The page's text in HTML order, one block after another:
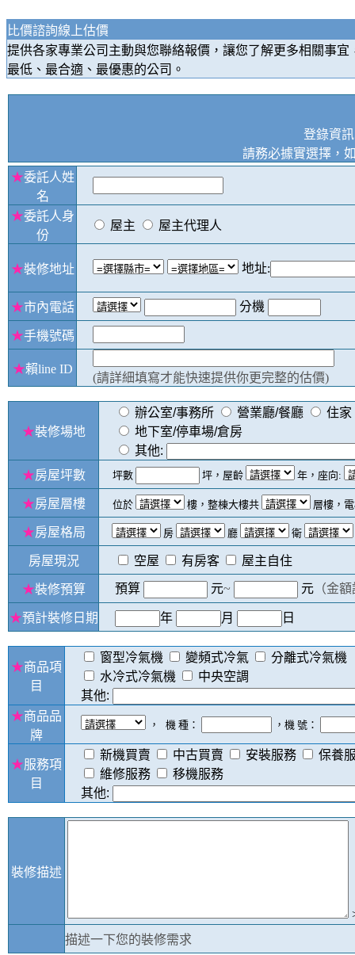
比價諮詢線上估價
提供各家專業公司主動與您聯絡報價，讓您了解更多相關事
最低、最合適、最優惠的公司。
登錄資
請務必據實選擇，
★委託人姓
名
★委託人身
份
屋主 屋主代理人
★裝修地址 地址:
★市內電話 分機
★手機號碼
★賴line ID
(請詳細填寫才能快速提供你更完整的估價)
★裝修場地
辦公室/事務所 營業廳/餐廳
住家
地下室/停車場/倉房
其他:
★房屋坪數 坪數 坪，屋齡 年，座向:
★房屋層樓 位於 樓，整棟大樓共 層樓，
★房屋格局 房 廳 衛
房屋現況 空屋 有房客 屋主自住
★裝修預算 預算 元~ 元 （金
★預計裝修日期 年 月 日
★商品項
目
窗型冷氣機 變頻式冷氣
分離式冷氣機
水冷式冷氣機
中央空調
其他:
★商品品
牌
， 機 種： ，機 號：
★服務項
目
新機買賣 中古買賣 安裝服務
保養
維修服務
移機服務
其他:
裝修描述
描述一下您的裝修需求